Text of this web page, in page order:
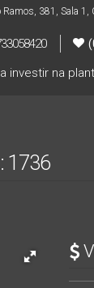
Ramos, 381 , Sala 1 ,
investir na
1736